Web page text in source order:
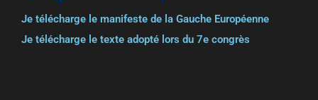
Je télécharge le manifeste de la Gauche Européenne
Je télécharge le texte adopté lors du 7e congrès